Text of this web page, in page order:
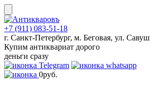
Skip
to
content
+7 (911) 083-51-18
г. Санкт-Петербург, м. Беговая, ул.
Купим антиквариат дорого
деньги сразу
0руб.